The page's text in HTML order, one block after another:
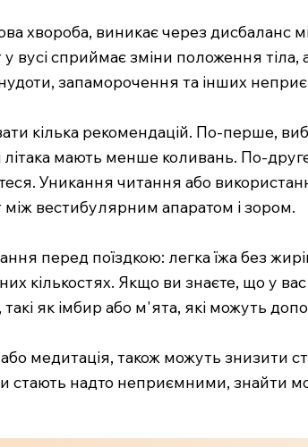
хвороба, виникає через
сприймає зміни положення тіла,
запаморочення та інших
кілька рекомендацій. По-перше,
мають менше коливань. По-
Уникання читання або
вестибулярним апаратом і зором.
перед поїздкою: легка їжа без
кількостях. Якщо ви знаєте, що у
такі як імбир або м'ята, які можуть
або медитація, також можуть знизити
стають надто неприємними, знайти